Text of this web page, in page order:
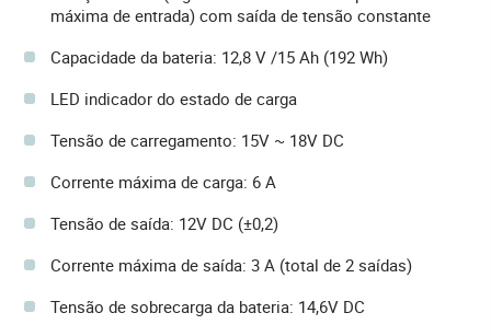
máxima de entrada) com saída de tensão constante
Capacidade da bateria: 12,8 V /15 Ah (192 Wh)
LED indicador do estado de carga
Tensão de carregamento: 15V ~ 18V DC
Corrente máxima de carga: 6 A
Tensão de saída: 12V DC (±0,2)
Corrente máxima de saída: 3 A (total de 2 saídas)
Tensão de sobrecarga da bateria: 14,6V DC